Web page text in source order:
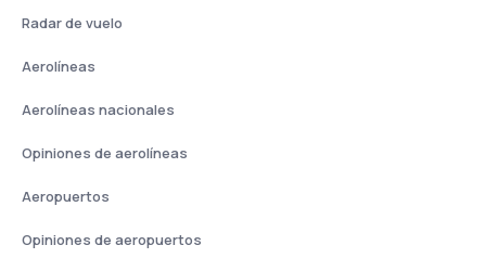
Radar de vuelo
Aerolíneas
Aerolíneas nacionales
Opiniones de aerolíneas
Aeropuertos
Opiniones de aeropuertos